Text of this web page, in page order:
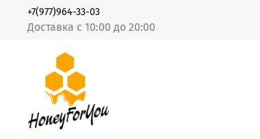
Доставка с 10:00 до 20:00
+7(977)964-33-03